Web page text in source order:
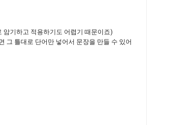
암기하고 적용하기도 어렵기 때문이죠)
그 틀대로 단어만 넣어서 문장을 만들 수 있어